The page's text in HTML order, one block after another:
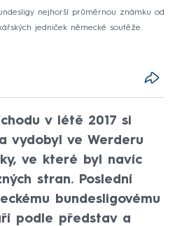
nejhorší průměrnou známku od
jedniček německé soutěže.
v létě 2017 si
vydobyl ve Werderu
ve které byl navíc
stran. Poslední
bundesligovému
podle představ a